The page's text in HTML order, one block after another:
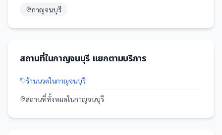
กาญจนบุรี
สถานที่ในกาญจนบุรีแยกตามบริการ
ร้านนวดในกาญจนบุรี
สถานที่ทั้งหมดในกาญจนบุรี